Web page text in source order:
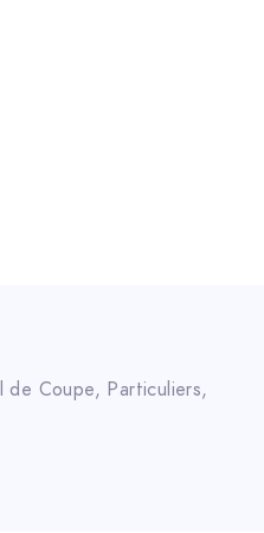
de Coupe, Particuliers,